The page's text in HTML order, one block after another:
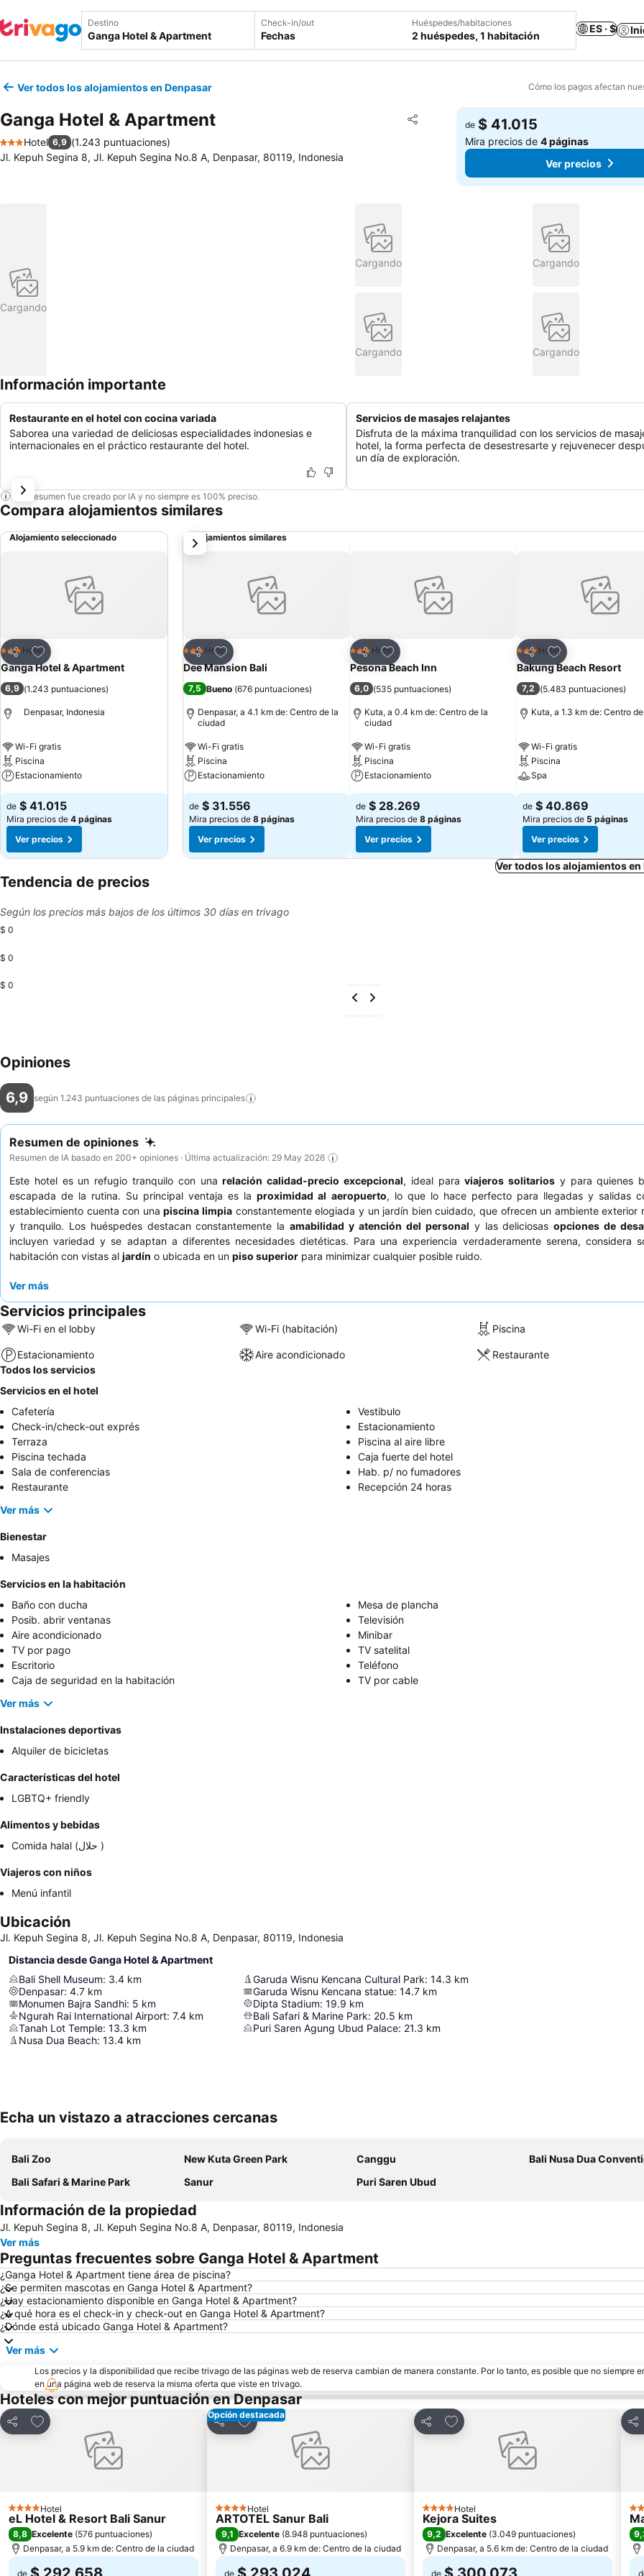
Destino Check-in/out
Fechas
Huéspedes/habitaciones
2 huéspedes, 1 habitación
ES · $
Ver todos los alojamientos en Denpasar Cómo los pagos afectan
Ganga Hotel & Apartment Compartir
Agregar a favoritos
3 Estrellas
Hotel 6,9 (1.243 puntuaciones)
Jl. Kepuh Segina 8, Jl. Kepuh Segina No.8 A, Denpasar, 80119, Indonesia
de $ 41.015
Mira precios de4 páginas
Ver precios
Cargando
Cargando Cargando
Cargando Cargando
Información importante
Restaurante en el hotel con cocina variada
Saborea una variedad de deliciosas especialidades indonesias e
internacionales en el práctico restaurante del hotel.
Servicios de masajes relajantes
Disfruta de la máxima tranquilidad con los servicios de
hotel, la forma perfecta de desestresarte y rejuvenecer
un día de exploración.
Este resumen fue creado por IA y no siempre es 100% preciso.
Compara alojamientos similares
Alojamiento seleccionado
Compartir
Agregar a favoritos
3 Estrellas
Hotel
Ganga Hotel & Apartment
6,9 (1.243 puntuaciones)
Denpasar, Indonesia
Wi-Fi gratis
Piscina
Estacionamiento
de $ 41.015
Mira precios de 4 páginas
Ver precios
Alojamientos similares
Compartir
Agregar a favoritos
3 Estrellas
Hotel
Dee Mansion Bali
7,5 Bueno (676 puntuaciones)
Denpasar, a 4.1 km de: Centro de la
ciudad
Wi-Fi gratis
Piscina
Estacionamiento
de $ 31.556
Mira precios de 8 páginas
Ver precios
Compartir
Agregar a favoritos
3 Estrellas
Hotel
Pesona Beach Inn
6,0 (535 puntuaciones)
Kuta, a 0.4 km de: Centro de la
ciudad
Wi-Fi gratis
Piscina
Estacionamiento
de $ 28.269
Mira precios de 8 páginas
Ver precios
Compartir
Agregar a
3 Estrellas
Hotel
Bakung Beach Resort
7,2 (5.483 puntuaciones)
Kuta, a 1.3 km de: Centro
Wi-Fi gratis
Piscina
Spa
de $ 40.869
Mira precios de 5 páginas
Ver precios
siguiente
Ver todos los alojamientos en
Tendencia de precios
Según los precios más bajos de los últimos 30 días en trivago
$ 0
$ 0
$ 0
Opiniones
6,9 según 1.243 puntuaciones de las páginas principales
Resumen de opiniones
Resumen de IA basado en 200+ opiniones · Última actualización: 29 May 2026
Este hotel es un refugio tranquilo con unarelación calidad-precio excepcional, ideal paraviajeros solitarios y para quienes
escapada de la rutina. Su principal ventaja es laproximidad al aeropuerto, lo que lo hace perfecto para llegadas y salidas
establecimiento cuenta con unapiscina limpia constantemente elogiada y un jardín bien cuidado, que ofrecen un ambiente exterior
y tranquilo. Los huéspedes destacan constantemente laamabilidad y atención del personal y las deliciosasopciones de
incluyen variedad y se adaptan a diferentes necesidades dietéticas. Para una experiencia verdaderamente serena, considera
habitación con vistas al jardín o ubicada en un piso superior para minimizar cualquier posible ruido.
Ver más
Servicios principales
Wi-Fi en el lobby Wi-Fi (habitación) Piscina
Estacionamiento Aire acondicionado
Restaurante
Todos los servicios
Servicios en el hotel
Cafetería
Vestibulo
Check-in/check-out exprés
Estacionamiento
Terraza
Piscina al aire libre
Piscina techada
Caja fuerte del hotel
Sala de conferencias
Hab. p/ no fumadores
Restaurante
Recepción 24 horas
Ver más
Bienestar
Masajes
Servicios en la habitación
Baño con ducha
Mesa de plancha
Posib. abrir ventanas
Televisión
Aire acondicionado
Minibar
TV por pago
TV satelital
Escritorio
Teléfono
Caja de seguridad en la habitación
TV por cable
Ver más
Instalaciones deportivas
Alquiler de bicicletas
Características del hotel
LGBTQ+ friendly
Alimentos y bebidas
Comida halal (حلال )
Viajeros con niños
Menú infantil
Ubicación
Jl. Kepuh Segina 8, Jl. Kepuh Segina No.8 A, Denpasar, 80119, Indonesia
Distancia desde Ganga Hotel & Apartment
Bali Shell Museum: 3.4 km
Denpasar: 4.7 km
Monumen Bajra Sandhi: 5 km
Ngurah Rai International Airport: 7.4 km
Tanah Lot Temple: 13.3 km
Nusa Dua Beach: 13.4 km
Garuda Wisnu Kencana Cultural Park: 14.3 km
Garuda Wisnu Kencana statue: 14.7 km
Dipta Stadium: 19.9 km
Bali Safari & Marine Park: 20.5 km
Puri Saren Agung Ubud Palace: 21.3 km
Echa un vistazo a atracciones cercanas
Bali Zoo New Kuta Green Park Canggu
Bali Nusa Dua
Bali Safari & Marine Park
Sanur Puri Saren Ubud
Información de la propiedad
Jl. Kepuh Segina 8, Jl. Kepuh Segina No.8 A, Denpasar, 80119, Indonesia
Ver más
Preguntas frecuentes sobre Ganga Hotel & Apartment
¿Ganga Hotel & Apartment tiene área de piscina?
¿Se permiten mascotas en Ganga Hotel & Apartment?
¿Hay estacionamiento disponible en Ganga Hotel & Apartment?
¿A qué hora es el check-in y check-out en Ganga Hotel & Apartment?
¿Dónde está ubicado Ganga Hotel & Apartment?
Ver más
Los precios y la disponibilidad que recibe trivago de las páginas web de reserva cambian de manera constante. Por lo tanto, es posible que no siempre
en una página web de reserva la misma oferta que viste en trivago.
Hoteles con mejor puntuación en Denpasar
Compartir
Agregar a favoritos
4 Estrellas
Hotel
eL Hotel & Resort Bali Sanur
8,8 Excelente (576 puntuaciones)
Denpasar, a 5.9 km de: Centro de la ciudad
de
Opción destacada
Compartir
Agregar a favoritos
4 Estrellas
Hotel
ARTOTEL Sanur Bali
9,1 Excelente (8.948 puntuaciones)
Denpasar, a 6.9 km de: Centro de la ciudad
de
Compartir
Agregar a favoritos
4 Estrellas
Hotel
Kejora Suites
9,2 Excelente (3.049 puntuaciones)
Denpasar, a 5.6 km de: Centro de la ciudad
de
4